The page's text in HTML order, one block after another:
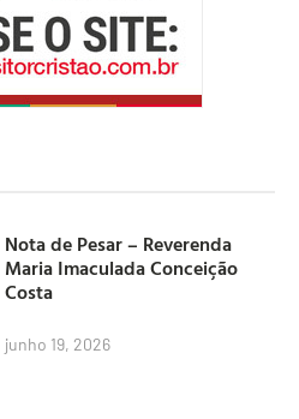
Nota de Pesar – Reverenda
Maria Imaculada Conceição
Costa
junho 19, 2026